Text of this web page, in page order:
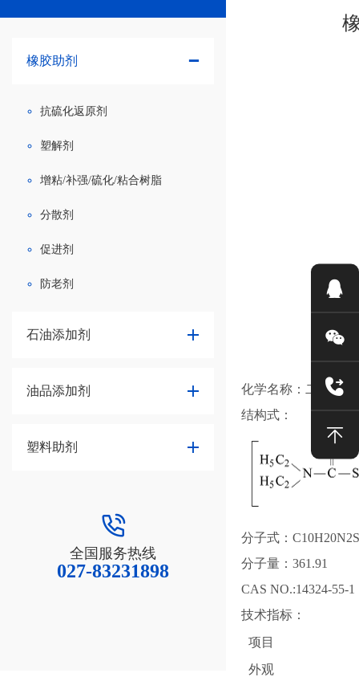
橡胶助剂
抗硫化返原剂
塑解剂
增粘/补强/硫化/粘合树脂
分散剂
促进剂
防老剂
石油添加剂
油品添加剂
塑料助剂
全国服务热线
027-83231898
化学名称：二乙基
结构式：
分子式：
分子量：361.91
CAS NO.:14324-55-1
技术指标：
项目
外观